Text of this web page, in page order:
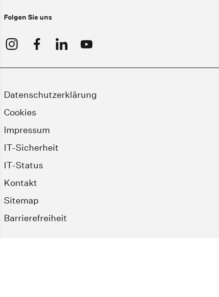
Folgen Sie uns
Datenschutzerklärung
Cookies
Impressum
IT-Sicherheit
IT-Status
Kontakt
Sitemap
Barrierefreiheit